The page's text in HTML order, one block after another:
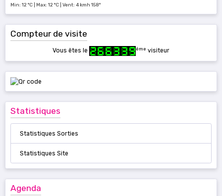
Min: 12 °C | Max: 12 °C | Vent: 4 kmh 158°
Compteur de visite
Vous êtes le ème visiteur
Statistiques
Statistiques Sorties
Statistiques Site
Agenda